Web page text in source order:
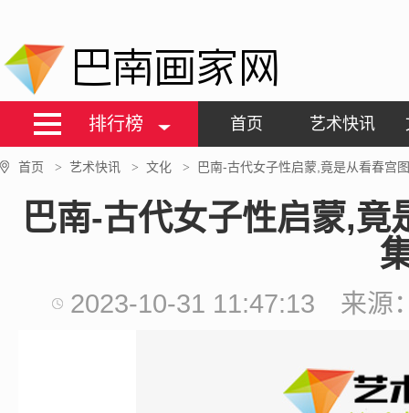
巴南画家网
排行榜 首页 艺术快讯
首页 > 艺术快讯 > 文化 > 巴南-古代女子性启蒙,竟是从看春宫
巴南-古代女子性启蒙,竟
2023-10-31 11:47:13 来源